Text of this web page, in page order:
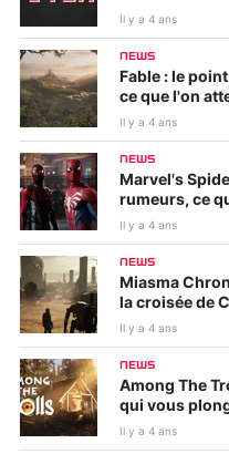
Il y a 4 ans
NEWS
Fable : le
ce que l'on
Il y a 4 ans
NEWS
Marvel's
rumeurs, ce
Il y a 4 ans
NEWS
Miasma
la croisée de
Il y a 4 ans
NEWS
Among The
qui vous
Il y a 4 ans